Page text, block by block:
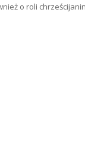
o roli